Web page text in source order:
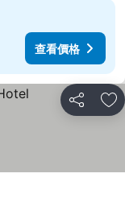
查看價格
分享 放